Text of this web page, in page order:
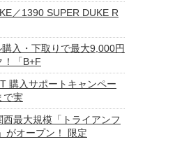
／1390 SUPER DUKE R
入・下取りで最大9,000円
！「B+F
購入サポートキャンペー
で実
西最大規模「トライアンフ
がオープン！ 限定